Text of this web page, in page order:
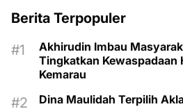
Berita Terpopuler
Akhirudin Imbau
Tingkatkan Kewaspadaan
Kemarau
Dina Maulidah Terpilih